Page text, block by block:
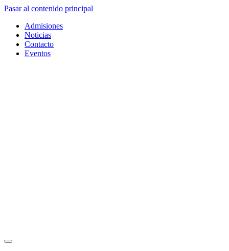
Pasar al contenido principal
Admisiones
Noticias
Contacto
Eventos